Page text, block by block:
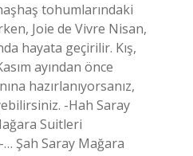
tohumlarındaki
Joie de Vivre Nisan,
hayata geçirilir. Kış,
ayından önce
hazırlanıyorsanız,
-Hah Saray
Suitleri
Şah Saray Mağara